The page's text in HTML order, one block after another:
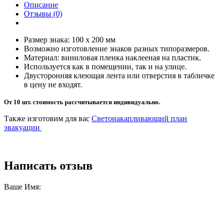
Описание
Отзывы (0)
Размер знака: 100 х 200 мм
Возможно изготовление знаков разных типоразмеров.
Материал: виниловая пленка наклееная на пластик.
Используется как в помещении, так и на улице.
Двусторонняя клеющая лента или отверстия в табличке
в цену не входят.
От 10 шт. стоимость рассчитывается индивидуально.
Также изготовим для вас Светонакапливающий план
эвакуации
Написать отзыв
Ваше Имя: